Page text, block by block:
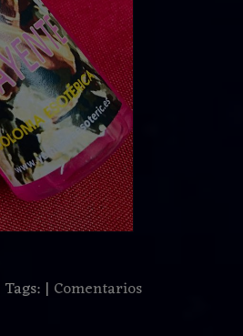
Tags: | Comentarios